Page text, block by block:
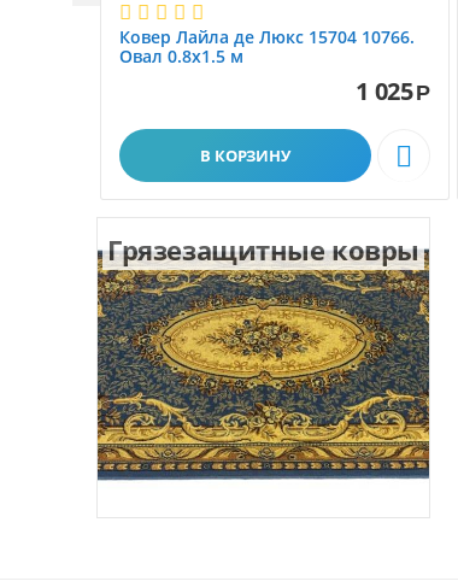
Ковер Лайла де Люкс 15704 10766.
Овал 0.8x1.5 м
1 025Р
В КОРЗИНУ 
Грязезащитные ковры